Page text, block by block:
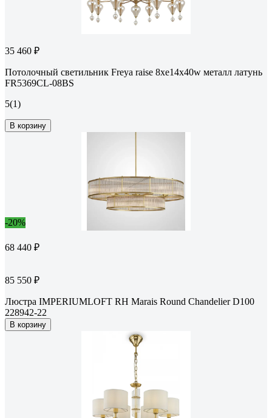
35 460 ₽
Потолочный светильник Freya raise 8хe14x40w металл латунь
FR5369CL-08BS
5(1)
В корзину
-20%
68 440 ₽
85 550 ₽
Люстра IMPERIUMLOFT RH Marais Round Chandelier D100
228942-22
В корзину